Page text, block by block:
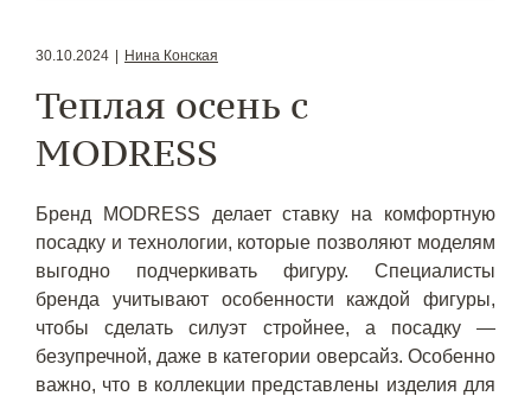
30.10.2024 Нина Конская
Теплая осень с
MODRESS
Бренд MODRESS делает ставку на комфортную
посадку и технологии, которые позволяют моделям
выгодно подчеркивать фигуру. Специалисты
бренда учитывают особенности каждой фигуры,
чтобы сделать силуэт стройнее, а посадку —
безупречной, даже в категории оверсайз. Особенно
важно, что в коллекции представлены изделия для